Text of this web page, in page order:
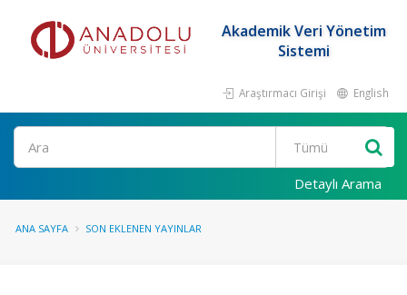
Akademik Veri Yönetim
Sistemi
Araştırmacı Girişi English
Ara
Detaylı Arama
ANA SAYFA SON EKLENEN YAYINLAR